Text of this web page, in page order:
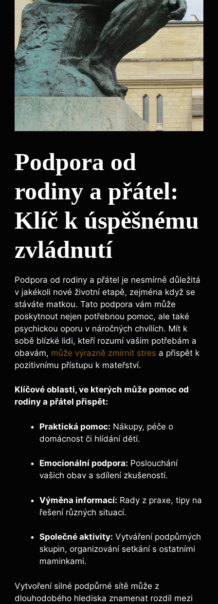
Podpora od
rodiny a přátel:
Klíč k úspěšnému
zvládnutí
Podpora od rodiny a přátel je nesmírně důležitá
v jakékoli nové životní etapě, zejména když se
stáváte matkou. Tato podpora vám může
poskytnout nejen potřebnou pomoc, ale také
psychickou oporu v náročných chvílích. Mít k
sobě blízké lidi, kteří rozumí vašim potřebám a
obavám, může výrazně zmírnit stres a přispět k
pozitivnímu přístupu k mateřství.
Klíčové oblasti, ve kterých může pomoc od
rodiny a přátel přispět:
Praktická pomoc: Nákupy, péče o
domácnost či hlídání dětí.
Emocionální podpora: Poslouchání
vašich obav a sdílení zkušeností.
Výměna informací: Rady z praxe, tipy na
řešení různých situací.
Společné aktivity: Vytváření podpůrných
skupin, organizování setkání s ostatními
maminkami.
Vytvoření silné podpůrné sítě může z
dlouhodobého hlediska znamenat rozdíl mezi